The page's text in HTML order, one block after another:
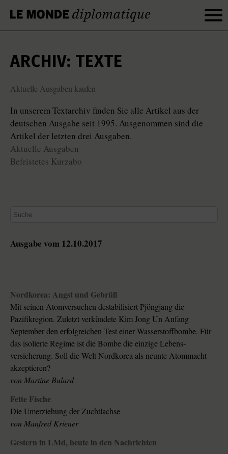
ARCHIV: TEXTE
Aktuelle Ausgaben kaufen
In unserem Textarchiv finden Sie alle Artikel aus der
deutschen Ausgabe seit 1995. Ausgenommen sind die
Artikel der letzten drei Ausgaben.
Aktuelle Ausgaben
Befristetes Kurzabo
Ausgabe vom 12.10.2017
Nordkorea: Angst und Gebrüll
Mit seinen Atomversuchen destabilisiert Pjöngjang die
Pazifikregion. Zuletzt verkündete Kim Jong Un Anfang
September den erfolgreichen Test einer Wasserstoffbombe. Für
das isolierte Regime ist die Bombe die einzige Lebens­
versicherung. Soll die Welt Nordkorea als neunte Atommacht
akzeptieren?
von Martine Bulard
Fette Fische
Die Umerziehung der Zuchtlachse
von Manfred Kriener
Gestern in LMd, heute in den Nachrichten